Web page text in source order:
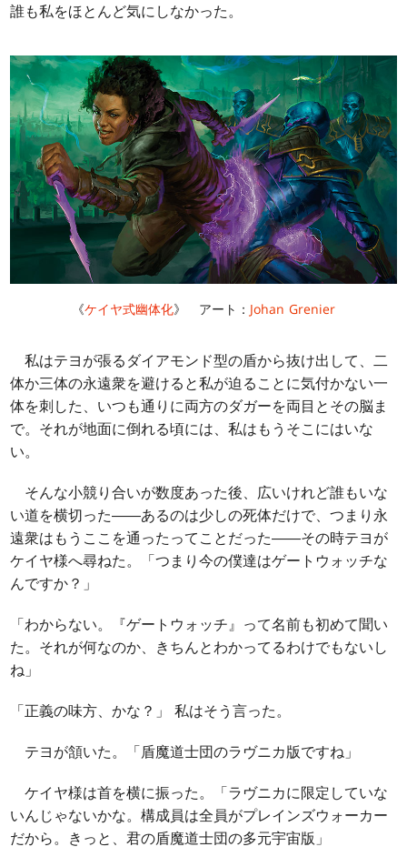
誰も私をほとんど気にしなかった。
《ケイヤ式幽体化》 アート： Johan Grenier
私はテヨが張るダイアモンド型の盾から抜け出して、二
体か三体の永遠衆を避けると私が迫ることに気付かない一
体を刺した、いつも通りに両方のダガーを両目とその脳ま
で。それが地面に倒れる頃には、私はもうそこにはいな
い。
そんな小競り合いが数度あった後、広いけれど誰もいな
い道を横切った――あるのは少しの死体だけで、つまり永
遠衆はもうここを通ったってことだった――その時テヨが
ケイヤ様へ尋ねた。「つまり今の僕達はゲートウォッチな
んですか？」
「わからない。『ゲートウォッチ』って名前も初めて聞い
た。それが何なのか、きちんとわかってるわけでもないし
ね」
「正義の味方、かな？」 私はそう言った。
テヨが頷いた。「盾魔道士団のラヴニカ版ですね」
ケイヤ様は首を横に振った。「ラヴニカに限定していな
いんじゃないかな。構成員は全員がプレインズウォーカー
だから。きっと、君の盾魔道士団の多元宇宙版」